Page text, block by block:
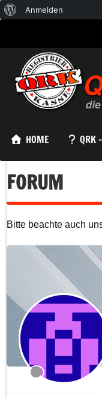
HOME QRK
FORUM
Bitte beachte auch
Über
Anmelden